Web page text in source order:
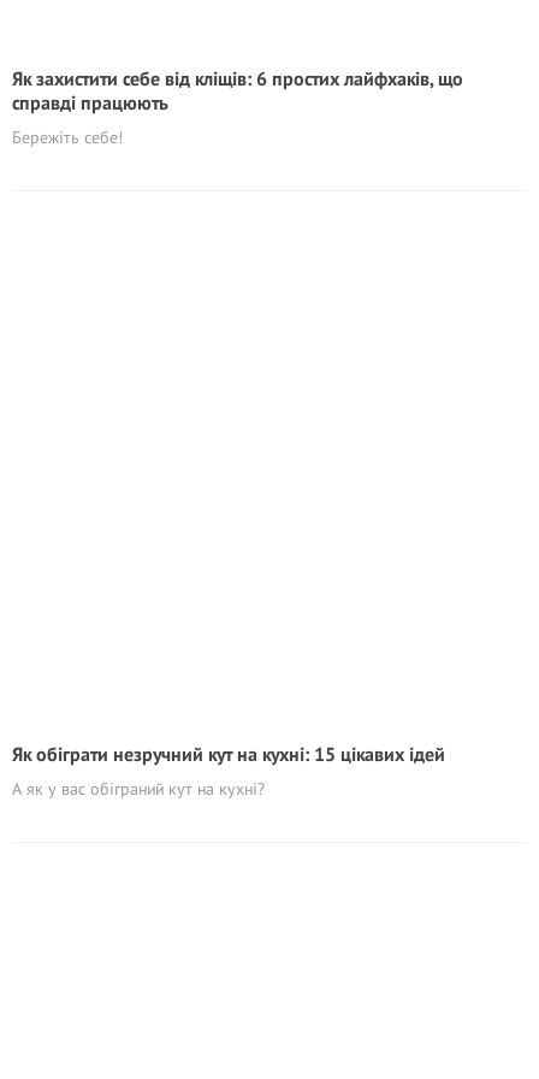
Як захистити себе від кліщів: 6 простих лайфхаків, що
справді працюють
Бережіть себе!
Як обіграти незручний кут на кухні: 15 цікавих ідей
А як у вас обіграний кут на кухні?